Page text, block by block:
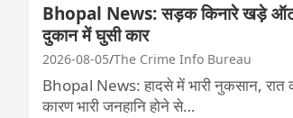
Bhopal News: सड़क किनारे खड़े
दुकान में घुसी कार
2026-08-05 The Crime Info Bureau
Bhopal News: हादसे में भारी नुकसान, रात
कारण भारी जनहानि होने से…